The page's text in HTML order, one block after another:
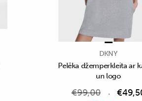
DKNY
Pelēka džemperkleita ar
un logo
€99,00 €